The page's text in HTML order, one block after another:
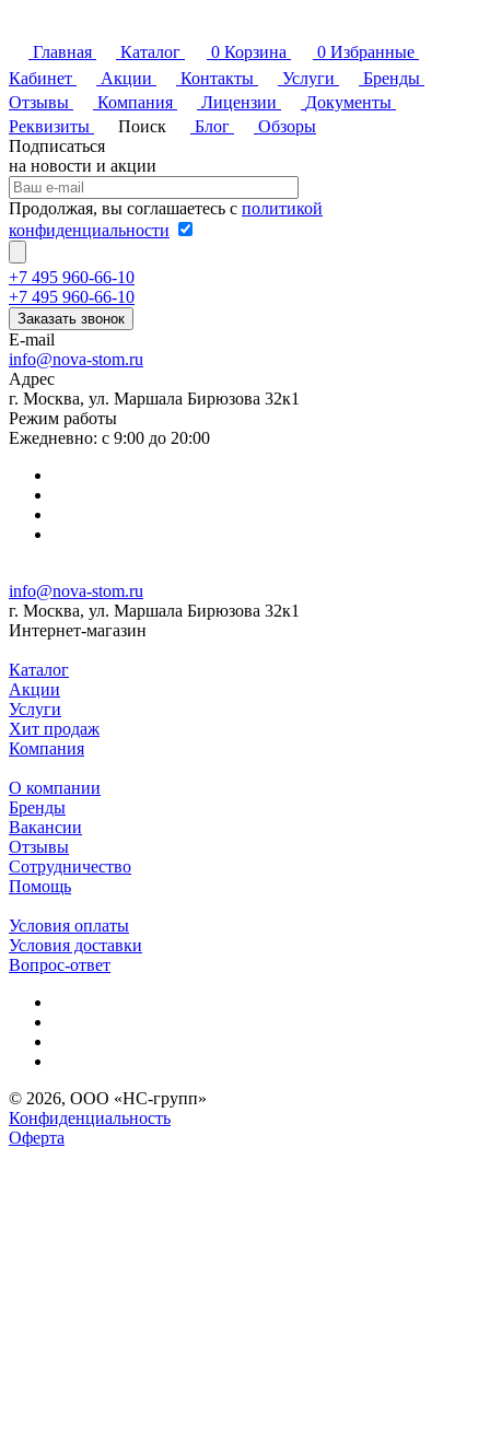
Главная Каталог 0 Корзина 0 Избранные
Кабинет
Акции Контакты Услуги
Бренды
Отзывы
Компания Лицензии
Документы
Реквизиты
Поиск Блог
Обзоры
Подписаться
на новости и акции
Продолжая, вы соглашаетесь с политикой
конфиденциальности
+7 495 960-66-10
+7 495 960-66-10
Заказать звонок
E-mail
info@nova-stom.ru
Адрес
г. Москва, ул. Маршала Бирюзова 32к1
Режим работы
Ежедневно: с 9:00 до 20:00
info@nova-stom.ru
г. Москва, ул. Маршала Бирюзова 32к1
Интернет-магазин
Каталог
Акции
Услуги
Хит продаж
Компания
О компании
Бренды
Вакансии
Отзывы
Сотрудничество
Помощь
Условия оплаты
Условия доставки
Вопрос-ответ
© 2026, ООО «НС-групп»
Конфиденциальность
Оферта